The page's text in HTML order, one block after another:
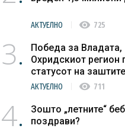
АКТУЕЛНО visibility 725
3
Победа за Владата,
Охридскиот регион
статусот на
културно наследство
АКТУЕЛНО visibility 711
4
Зошто „летните“
поздрави?